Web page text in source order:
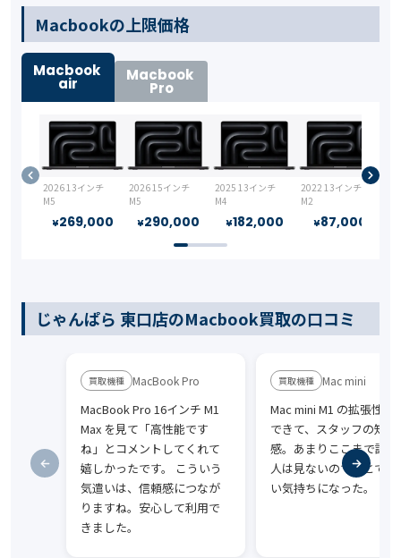
️Macbookの上限価格
Macbook
air Macbook
Pro
2026 13インチ
M5
¥269,000
2026 15インチ
M5
¥290,000
2025 13インチ
M4
¥182,000
2022 13インチ
M2
¥87,000
じゃんぱら 東口店のMacbook買取の口コミ
MacBook Pro
MacBook Pro 16インチ M1
Max を見て「高性能です
ね」とコメントしてくれて
嬉しかったです。 こういう
気遣いは、信頼感につなが
りますね。安心して利用で
きました。
Mac mini
Mac mini M1 の拡張性の
できて、スタッフの知識
感。あまりここまで詳
人は見ないので、とても
い気持ちになった。